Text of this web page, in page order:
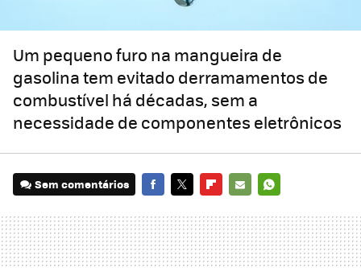
Um pequeno furo na mangueira de
gasolina tem evitado derramamentos de
combustível há décadas, sem a
necessidade de componentes eletrônicos
Sem comentários
MAIL